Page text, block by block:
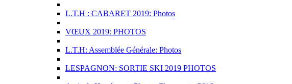
L.T.H : CABARET 2019: Photos
VŒUX 2019: PHOTOS
L.T.H: Assemblée Générale: Photos
LESPAGNON: SORTIE SKI 2019 PHOTOS